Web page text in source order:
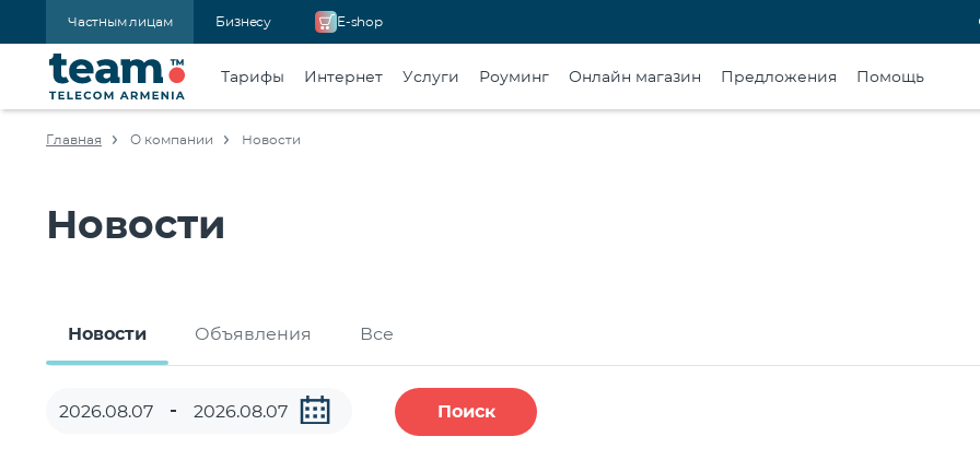
Частным лицам Бизнесу E-shop
Тарифы Интернет Услуги Роуминг Онлайн магазин Предложения Помощь
Главная О компании Новости
Новости
Новости Объявления Все
Поиск